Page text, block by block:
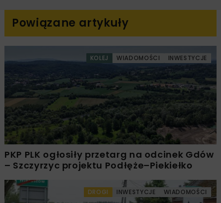
Powiązane artykuły
KOLEJ WIADOMOŚCI INWESTYCJE
PKP PLK ogłosiły przetarg na odcinek Gdów
– Szczyrzyc projektu Podłęże–Piekiełko
DROGI INWESTYCJE WIADOMOŚCI